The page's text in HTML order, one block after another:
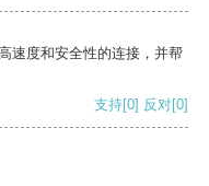
速度和安全性的连接，并帮
支持[0] 反对[0]